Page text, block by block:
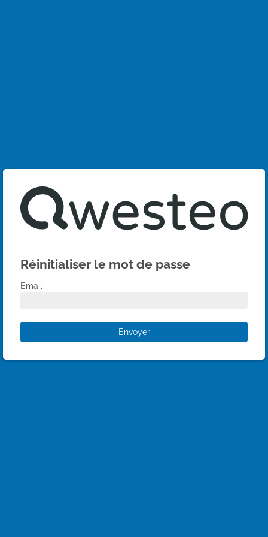
Réinitialiser le mot de passe
Email
Envoyer